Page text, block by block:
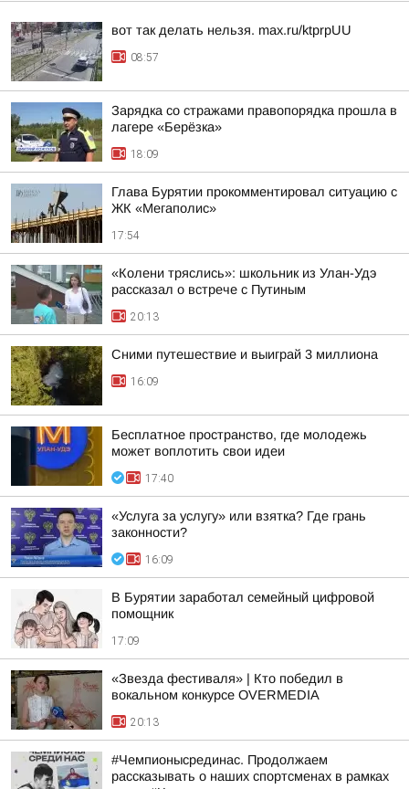
вот так делать нельзя. max.ru/ktprpUU
08:57
Зарядка со стражами правопорядка прошла в
лагере «Берёзка»
18:09
Глава Бурятии прокомментировал ситуацию с
ЖК «Мегаполис»
17:54
«Колени тряслись»: школьник из Улан-Удэ
рассказал о встрече с Путиным
20:13
Сними путешествие и выиграй 3 миллиона
16:09
Бесплатное пространство, где молодежь
может воплотить свои идеи
17:40
«Услуга за услугу» или взятка? Где грань
законности?
16:09
В Бурятии заработал семейный цифровой
помощник
17:09
«Звезда фестиваля» | Кто победил в
вокальном конкурсе OVERMEDIA
20:13
#Чемпионысрединас. Продолжаем
рассказывать о наших спортсменах в рамках